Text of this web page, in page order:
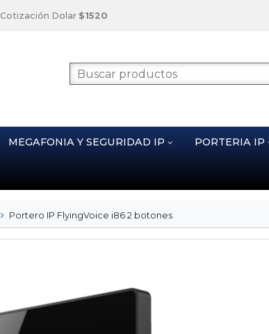
Cotización Dolar $1520
MEGAFONIA Y SEGURIDAD IP PORTERIA IP
Portero IP FlyingVoice i86 2 botones